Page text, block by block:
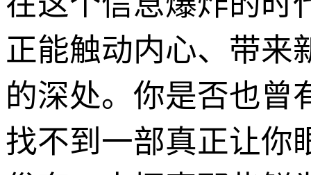
正能触动内心、带来
的深处。你是否也曾
找不到一部真正让你